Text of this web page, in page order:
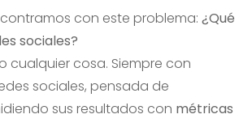
con este problema: ¿Qué
sociales?
cualquier cosa. Siempre con
sociales, pensada de
sus resultados con métricas